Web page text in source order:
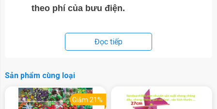
theo phí của bưu điện.
Đọc tiếp
Sản phẩm cùng loại
Giảm 21%